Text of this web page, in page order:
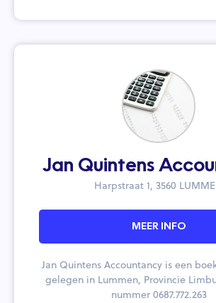
Jan Quintens
Harpstraat 1, 3560
MEER INFO
Jan Quintens Accountancy is een
gelegen in Lummen, Provincie
nummer 0687.772.263